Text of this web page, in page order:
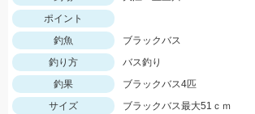
ポイント
釣魚
ブラックバス
釣り方
バス釣り
釣果
ブラックバス4匹
サイズ
ブラックバス最大51ｃｍ